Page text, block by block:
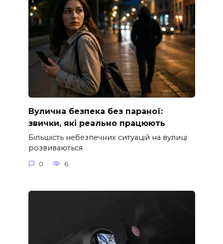
Вулична безпека без параної:
звички, які реально працюють
Більшість небезпечних ситуацій на вулиці
розвиваються
0 6